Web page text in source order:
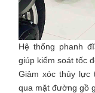
Hệ thống phanh
giúp kiểm soát tốc
Giảm xóc thủy
qua mặt đường gồ